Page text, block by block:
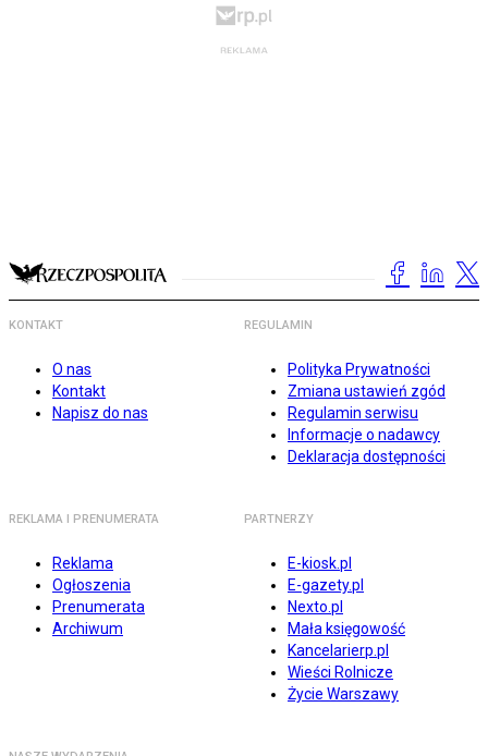
KONTAKT
O nas
Kontakt
Napisz do nas
REGULAMIN
Polityka Prywatności
Zmiana ustawień zgód
Regulamin serwisu
Informacje o nadawcy
Deklaracja dostępności
REKLAMA I PRENUMERATA
Reklama
Ogłoszenia
Prenumerata
Archiwum
PARTNERZY
E-kiosk.pl
E-gazety.pl
Nexto.pl
Mała księgowość
Kancelarierp.pl
Wieści Rolnicze
Życie Warszawy